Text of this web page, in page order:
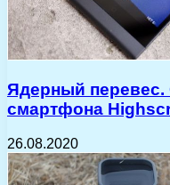
Ядерный
смартфона
26.08.2020